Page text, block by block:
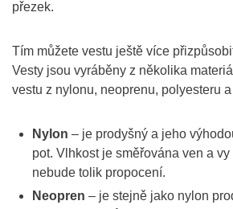
přezek.
Tím můžete vestu ještě více
Vesty jsou vyráběny z několika
vestu z nylonu, neoprenu, polyesteru
Nylon – je prodyšný a jeho
pot. Vlhkost je směřována ven a
nebude tolik propocení.
Neopren – je stejně jako nylon